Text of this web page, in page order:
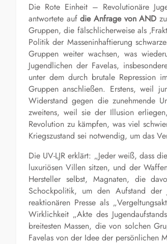
Die Rote Einheit – Revolutionäre
antwortete aufdie Anfrage von AND
Gruppen, die fälschlicherweise als
Politik der Masseninhaftierung
Gruppen weiter wachsen, was
Jugendlichen der Favelas,
unter dem durch brutale Repression
Gruppen anschließen. Erstens, weil
Widerstand gegen die zunehmende
zweitens, weil sie der Illusion
Revolution zu kämpfen, was viel
Kriegszustand sei notwendig, um das
Die UV-LJR erklärt: „Jeder weiß, dass
luxuriösen Villen sitzen, und der
Hersteller selbst, Magnaten, die
Schockpolitik, um den Aufstand
reaktionären Presse als
Wirklichkeit „Akte des
breitesten Massen, die von solchen
Favelas von der Idee der persönlichen